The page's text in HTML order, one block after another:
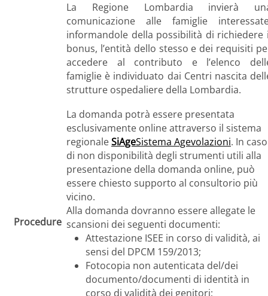
La Regione Lombardia invierà
comunicazione alle famiglie
informandole della possibilità di richiedere
bonus, l’entità dello stesso e dei requisiti
accedere al contributo e l’elenco
famiglie è individuato dai Centri nascita
strutture ospedaliere della Lombardia.
Procedure
La domanda potrà essere presentata
esclusivamente online attraverso il sistema
regionaleSiAgeSistema Agevolazioni. In caso
di non disponibilità degli strumenti utili alla
presentazione della domanda online, può
essere chiesto supporto al consultorio più
vicino.
Alla domanda dovranno essere allegate le
scansioni dei seguenti documenti:
Attestazione ISEE in corso di validità, ai
sensi del DPCM 159/2013;
Fotocopia non autenticata del/dei
documento/documenti di identità in
corso di validità dei genitori;